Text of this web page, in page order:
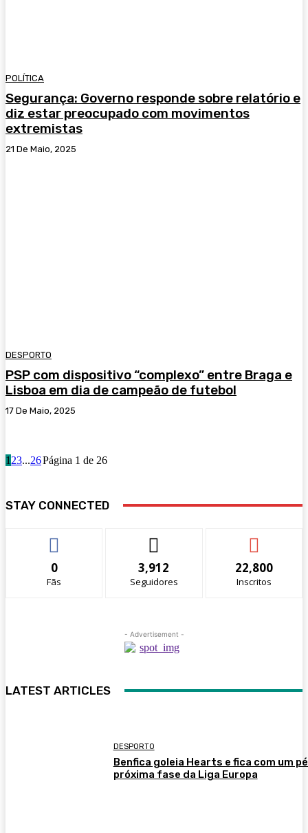
POLÍTICA
Segurança: Governo responde sobre relatório e
diz estar preocupado com movimentos
extremistas
21 De Maio, 2025
DESPORTO
PSP com dispositivo “complexo” entre Braga e
Lisboa em dia de campeão de futebol
17 De Maio, 2025
1 23...26Página 1 de 26
STAY CONNECTED
0
Fãs
3,912
Seguidores
22,800
Inscritos
- Advertisement -
LATEST ARTICLES
DESPORTO
Benfica goleia Hearts e fica com um
próxima fase da Liga Europa